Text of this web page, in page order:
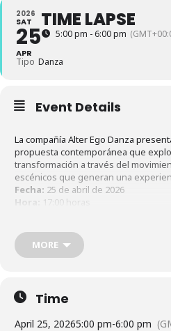
2026
SAT
25
APR
TIME LAPSE
5:00 pm - 6:00 pm
Tipo Danza
Event Details
La compañía Alter Ego Danza
propuesta contemporánea que
transformación a través del
escénicos que generan una
Fecha: 25 de abril de 2026
Hora:
17:00 horas
Costo:Entrada libre
MORE
Time
April 25, 20265:00 pm-6:00 pm